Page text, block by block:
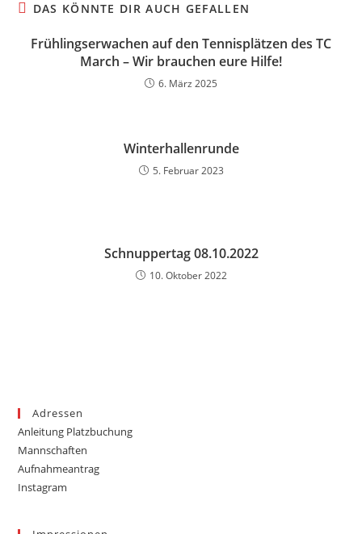
DAS KÖNNTE DIR AUCH GEFALLEN
Frühlingserwachen auf den Tennisplätzen des TC
March – Wir brauchen eure Hilfe!
6. März 2025
Winterhallenrunde
5. Februar 2023
Schnuppertag 08.10.2022
10. Oktober 2022
Adressen
Anleitung Platzbuchung
Mannschaften
Aufnahmeantrag
Instagram